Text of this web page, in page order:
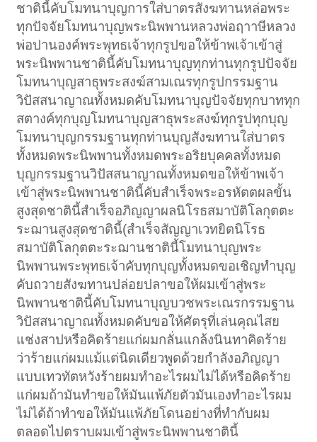
ชาตินี้คับโมทนาบุญการใส่บาตรสังฆทานหล่อพระ
ทุกปัจจัยโมทนาบุญพระนิพพานหลวงพ่อฤาาษีหลวง
พ่อปานองค์พระพุทธเจ้าทุกรูปขอให้ข้าพเจ้าเข้าสู่
พระนิพพานชาตินี้คับโมทนาบุญทุกท่านทุกรูปปัจจัย
โมทนาบุญสาธุพระสงฆ์สามเณรทุกรูปกรรมฐาน
วิปัสสนาญาณทั้งหมดคับโมทนาบุญปัจจัยทุกบาททุก
สตางค์ทุกบุญโมทนาบุญสาธุพระสงฆ์ทุกรูปทุกบุญ
โมทนาบุญกรรมฐานทุกท่านบุญสังฆทานใส่บาตร
ทั้งหมดพระนิพพานทั้งหมดพระอริยบุคคลทั้งหมด
บุญกรรมฐานวิปัสสนาญาณทั้งหมดขอให้ข้าพเจ้า
เข้าสู่พระนิพพานชาตินี้คับสำเร็จพระอรหัตตผลขั้น
สูงสุดชาตินี้สำเร็จอภิญญาผลนิโรธสมาบัติโลกุตตะ
ระฌานสูงสุดชาตินี้(สำเร็จสัญญาเวทยิตนิโรธ
สมาบัติโลกุตตะระฌานชาตินี้โมทนาบุญพระ
นิพพานพระพุทธเจ้าคับทุกบุญทั้งหมดขอเชิญทำบุญ
คับถวายสังฆทานปล่อยปลาขอให้ผมเข้าสู่พระ
นิพพานชาตินี้คับโมทนาบุญบวชพระเณรกรรมฐาน
วิปัสสนาญาณทั้งหมดคับขอให้ศัตรุที่เล่นคุณไสย
แช่งสาปหรือคิดร้ายแก่ผมกลั่นแกล้งนินทาคิดร้าย
ว่าร้ายแก่ผมแม้แต่นิดเดียวพูดด้วยกำลังอภิญญา
แบบเทวทัตหวังร้ายผมทำอะไรผมไม่ได้หรือคิดร้าย
แก่ผมถ้ามันทำขอให้มันแพ้ภัยตัวมันเองทำอะไรผม
ไม่ได้ถ้าทำขอให้มันแพ้ภัยโดนอย่างที่ทำกับผม
ตลอดไปตราบผมเข้าสู่พระนิพพานชาตินี้